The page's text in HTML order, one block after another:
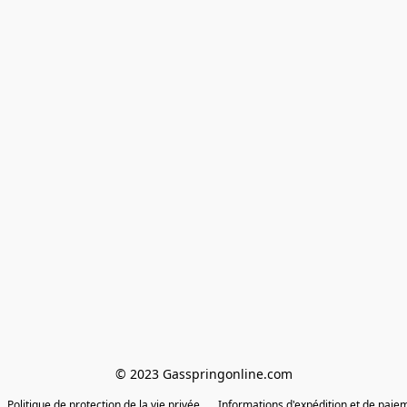
© 2023 Gasspringonline.com